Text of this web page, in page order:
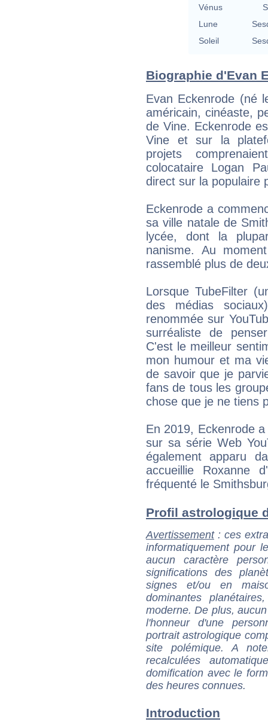
Vénus
Lune
Soleil
Biographie d'Evan
Evan Eckenrode (né
américain, cinéaste,
de Vine. Eckenrode
Vine et sur la
projets
colocataire Logan
direct sur la populaire
Eckenrode a
sa ville natale de
lycée, dont la
nanisme. Au
rassemblé plus de
Lorsque TubeFilter
des médias
renommée sur
surréaliste de
C'est le meilleur
mon humour et ma
de savoir que je
fans de tous les
chose que je ne tiens
En 2019, Eckenrode
sur sa série Web
également apparu
accueillie Roxanne
fréquenté le
Profil astrologique
Avertissement: ces
informatiquement pour
aucun caractère
significations des
signes et/ou en
dominantes
moderne. De plus,
l'honneur d'une
portrait astrologique
site polémique. A
recalculées
domification avec le
des heures connues.
Introduction